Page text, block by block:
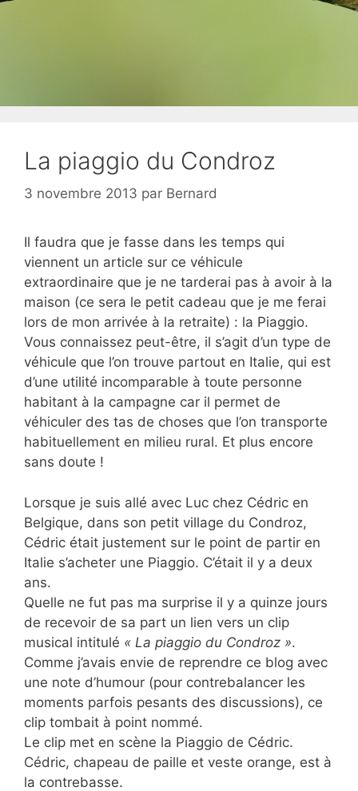
La piaggio du Condroz
3 novembre 2013 par Bernard
Il faudra que je fasse dans les temps qui
viennent un article sur ce véhicule
extraordinaire que je ne tarderai pas à avoir à la
maison (ce sera le petit cadeau que je me ferai
lors de mon arrivée à la retraite) : la Piaggio.
Vous connaissez peut-être, il s’agit d’un type de
véhicule que l’on trouve partout en Italie, qui est
d’une utilité incomparable à toute personne
habitant à la campagne car il permet de
véhiculer des tas de choses que l’on transporte
habituellement en milieu rural. Et plus encore
sans doute !
Lorsque je suis allé avec Luc chez Cédric en
Belgique, dans son petit village du Condroz,
Cédric était justement sur le point de partir en
Italie s’acheter une Piaggio. C’était il y a deux
ans.
Quelle ne fut pas ma surprise il y a quinze jours
de recevoir de sa part un lien vers un clip
musical intitulé « La piaggio du Condroz ».
Comme j’avais envie de reprendre ce blog avec
une note d’humour (pour contrebalancer les
moments parfois pesants des discussions), ce
clip tombait à point nommé.
Le clip met en scène la Piaggio de Cédric.
Cédric, chapeau de paille et veste orange, est à
la contrebasse.